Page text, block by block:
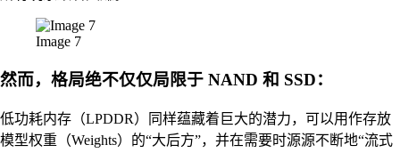
Image 7
然而，格局绝不仅仅局限于 NAND 和 SSD：
低功耗内存（LPDDR）同样蕴藏着巨大的潜力，可以用作存放
模型权重（Weights）的“大后方”，并在需要时源源不断地“流式